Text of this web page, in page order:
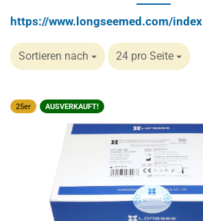
https://www.longseemed.com/index
Sortieren nach 24 pro Seite
25er AUSVERKAUFT!